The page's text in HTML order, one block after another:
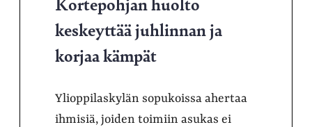
keskeyttää juhlinnan ja
korjaa kämpät
Ylioppilaskylän sopukoissa ahertaa
ihmisiä, joiden toimiin asukas ei